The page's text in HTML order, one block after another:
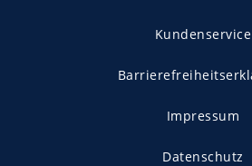
Kundenservice
Impressum
Datenschutz